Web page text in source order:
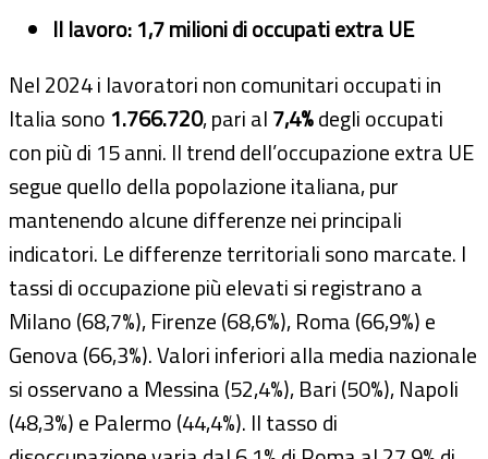
Il lavoro: 1,7 milioni di occupati extra UE
Nel 2024 i lavoratori non comunitari occupati in
Italia sono 1.766.720, pari al7,4%degli occupati
con più di 15 anni. Il trend dell’occupazione extra UE
segue quello della popolazione italiana, pur
mantenendo alcune differenze nei principali
indicatori. Le differenze territoriali sono marcate. I
tassi di occupazione più elevati si registrano a
Milano (68,7%), Firenze (68,6%), Roma (66,9%) e
Genova (66,3%). Valori inferiori alla media nazionale
si osservano a Messina (52,4%), Bari (50%), Napoli
(48,3%) e Palermo (44,4%). Il tasso di